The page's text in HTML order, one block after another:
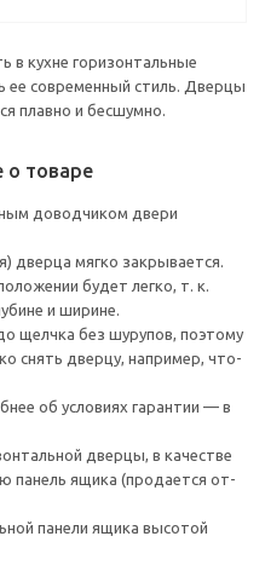
в кухне горизонтальные
современный стиль. Дверцы
плавно и бесшумно.
о товаре
доводчиком двери
дверца мягко закрывается.
будет легко, т. к.
и ширине.
щелчка без шурупов, поэтому
снять дверцу, например, что-
об условиях гарантии — в
дверцы, в качестве
панель ящика (продается от-
панели ящика высотой